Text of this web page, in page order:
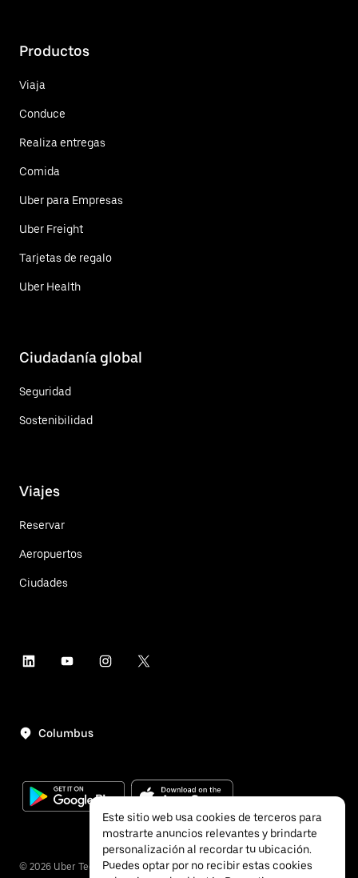
Productos
Viaja
Conduce
Realiza entregas
Comida
Uber para Empresas
Uber Freight
Tarjetas de regalo
Uber Health
Ciudadanía global
Seguridad
Sostenibilidad
Viajes
Reservar
Aeropuertos
Ciudades
Columbus
© 2026 Uber Technologies, Inc.
Este sitio web usa cookies de terceros para
mostrarte anuncios relevantes y brindarte
personalización al recordar tu ubicación.
Puedes optar por no recibir estas cookies